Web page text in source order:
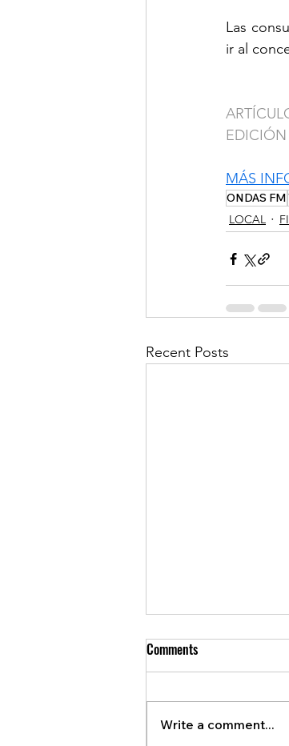
Las
ir al
MÁS
ONDAS FM
LOCAL
Recent Posts
Comments
Write a comment...